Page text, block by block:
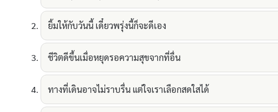
ยิ้มให้กับวันนี้ เดี๋ยวพรุ่งนี้ก็จะดีเอง
ชีวิตดีขึ้นเมื่อหยุดรอความสุขจากที่อื่น
ทางที่เดินอาจไม่ราบรื่น แต่ใจเราเลือกสดใสได้